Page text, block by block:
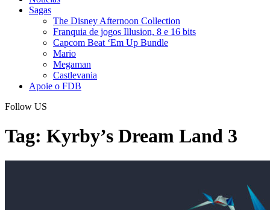
Sagas
The Disney Afternoon Collection
Franquia de jogos Illusion, 8 e 16 bits
Capcom Beat ‘Em Up Bundle
Mario
Megaman
Castlevania
Apoie o FDB
Follow US
Tag: Kyrby’s Dream Land 3